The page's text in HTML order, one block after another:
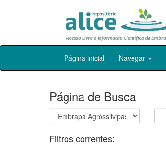
Skip
Página inicial Navegar
Página de Busca
Filtros correntes: